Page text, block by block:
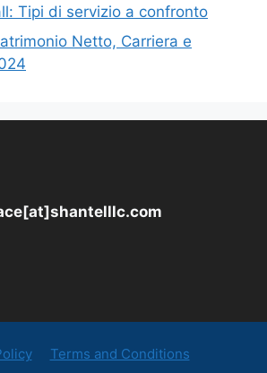
Tipi di servizio a confronto
Netto, Carriera e
Terms and Conditions